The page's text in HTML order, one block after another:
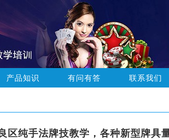
产品知识 有问有答 联系我们
区纯手法牌技教学，各种新型牌具